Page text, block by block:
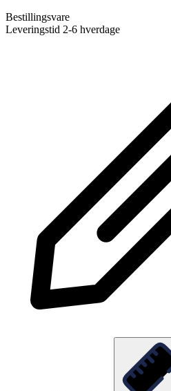
Bestillingsvare
Leveringstid 2-6 hverdage